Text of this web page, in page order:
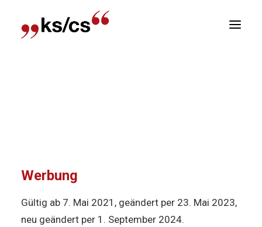
Werbung
Gültig ab 7. Mai 2021, geändert per 23. Mai 2023,
neu geändert per 1. September 2024.